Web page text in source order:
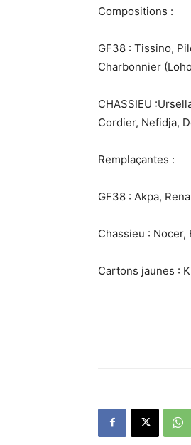
Compositions :
GF38 : Tissino,
Charbonnier
CHASSIEU
Cordier, Nefidja,
Remplaçantes :
GF38 : Akpa,
Chassieu : Nocer,
Cartons jaunes :